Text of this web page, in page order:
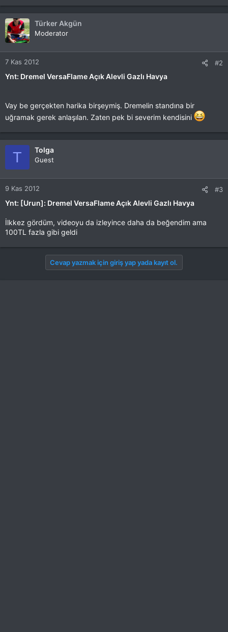
Türker Akgün
Moderator
7 Kas 2012 #2
Ynt: Dremel VersaFlame Açık Alevli Gazlı Havya
Vay be gerçekten harika birşeymiş. Dremelin standına bir
uğramak gerek anlaşılan. Zaten pek bi severim kendisini
T Tolga
Guest
9 Kas 2012 #3
Ynt: [Urun]: Dremel VersaFlame Açık Alevli Gazlı Havya
İlkkez gördüm, videoyu da izleyince daha da beğendim ama
100TL fazla gibi geldi
Cevap yazmak için giriş yap yada kayıt ol.